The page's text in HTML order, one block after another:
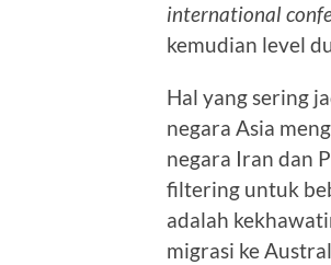
international
kemudian level
Hal yang sering
negara Asia
negara Iran dan
filtering untuk
adalah
migrasi ke